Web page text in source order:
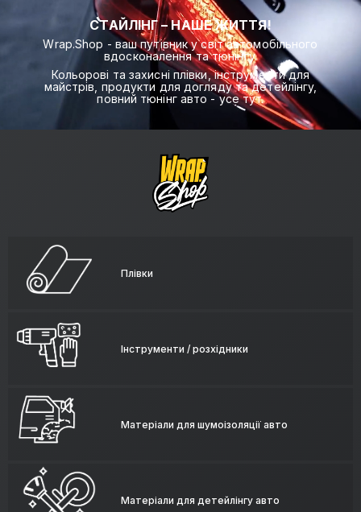
СТАЙЛІНГ – НАШЕ ЖИТТЯ!
Wrap.Shop - ваш путівник у світ автомобільного
вдосконалення та тюнінгу.
Кольорові та захисні плівки, інструменти для
майстрів, продукти для догляду та детейлінгу,
повний тюнінг авто - усе тут.
Плівки
Інструменти / розхідники
Матеріали для шумоізоляції авто
Матеріали для детейлінгу авто